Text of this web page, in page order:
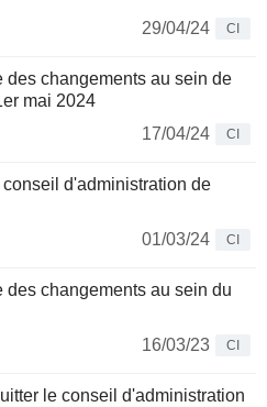
29/04/24
CI
des changements au sein de
mai 2024
17/04/24
CI
d'administration de
01/03/24
CI
des changements au sein du
16/03/23
CI
le conseil d'administration